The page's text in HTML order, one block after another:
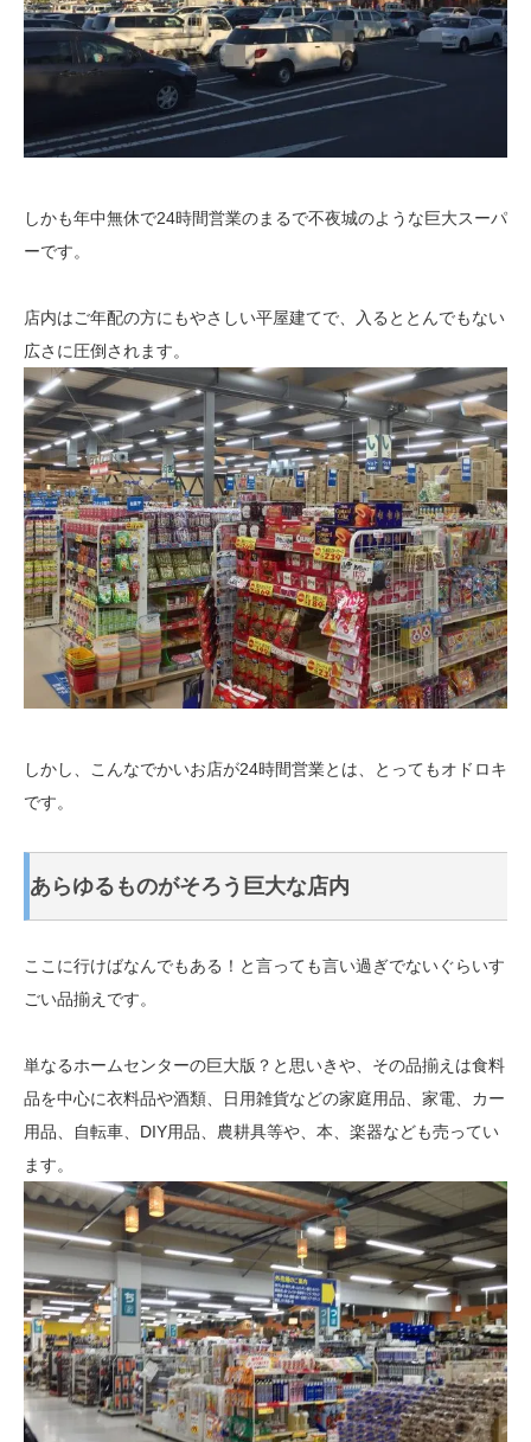
しかも年中無休で24時間営業のまるで不夜城のような巨大スーパ
ーです。
店内はご年配の方にもやさしい平屋建てで、入るととんでもない
広さに圧倒されます。
しかし、こんなでかいお店が24時間営業とは、とってもオドロキ
です。
あらゆるものがそろう巨大な店内
ここに行けばなんでもある！と言っても言い過ぎでないぐらいす
ごい品揃えです。
単なるホームセンターの巨大版？と思いきや、その品揃えは食料
品を中心に衣料品や酒類、日用雑貨などの家庭用品、家電、カー
用品、自転車、DIY用品、農耕具等や、本、楽器なども売ってい
ます。